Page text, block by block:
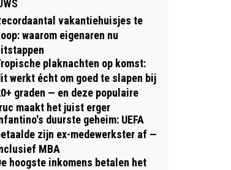
vakantiehuisjes te
waarom eigenaren nu
plaknachten op komst:
werkt écht om goed te slapen bij
graden — en deze populaire
maakt het juist erger
duurste geheim: UEFA
zijn ex-medewerkster af —
MBA
hoogste inkomens betalen het